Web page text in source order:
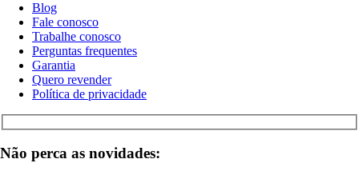
Blog
Fale conosco
Trabalhe conosco
Perguntas frequentes
Garantia
Quero revender
Política de privacidade
Não perca as novidades: